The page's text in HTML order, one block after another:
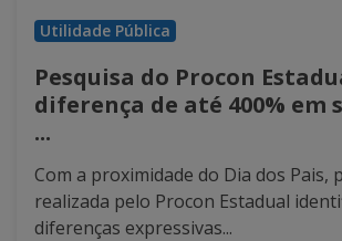
Utilidade Pública
Pesquisa do Procon
diferença de até 400% em
...
Com a proximidade do Dia dos Pais,
realizada pelo Procon Estadual
diferenças expressivas...